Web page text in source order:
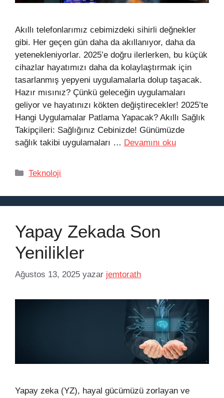
Akıllı telefonlarımız cebimizdeki sihirli değnekler
gibi. Her geçen gün daha da akıllanıyor, daha da
yetenekleniyorlar. 2025’e doğru ilerlerken, bu küçük
cihazlar hayatımızı daha da kolaylaştırmak için
tasarlanmış yepyeni uygulamalarla dolup taşacak.
Hazır mısınız? Çünkü geleceğin uygulamaları
geliyor ve hayatınızı kökten değiştirecekler! 2025’te
Hangi Uygulamalar Patlama Yapacak? Akıllı Sağlık
Takipçileri: Sağlığınız Cebinizde! Günümüzde
sağlık takibi uygulamaları … Devamını oku
Kategoriler
Teknoloji
Yapay Zekada Son
Yenilikler
Ağustos 13, 2025 yazar jemtorath
Yapay zeka (YZ), hayal gücümüzü zorlayan ve